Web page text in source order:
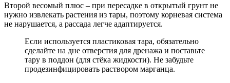
Второй весомый плюс – при пересадке в открытый грунт не
нужно извлекать растения из тары, поэтому корневая система
не нарушается, а рассада легче адаптируется.
Если используется пластиковая тара, обязательно
сделайте на дне отверстия для дренажа и поставьте
тару в поддон (для стёка жидкости). Не забудьте
продезинфицировать раствором марганца.